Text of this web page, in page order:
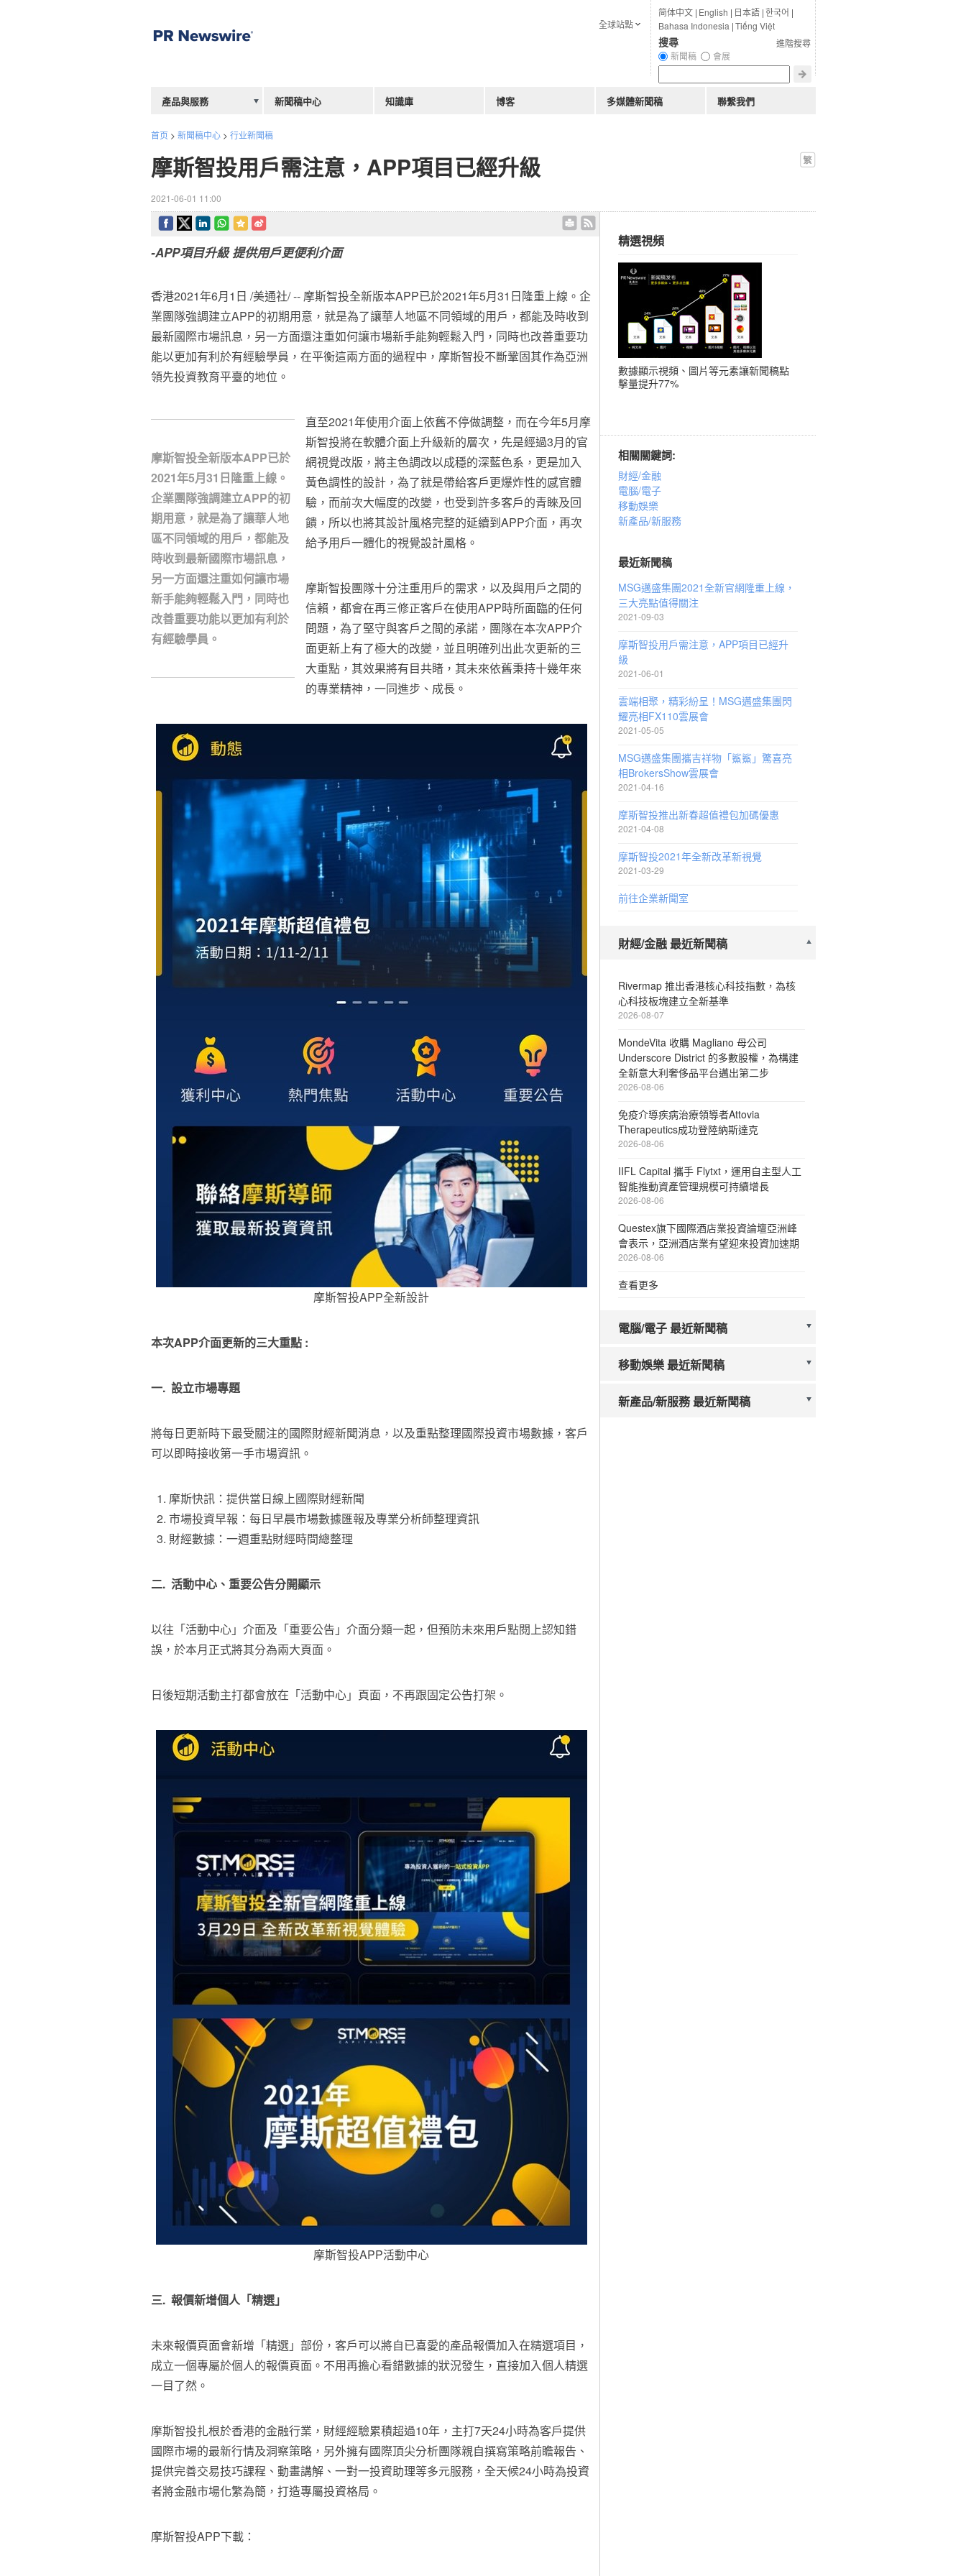
首页> 新聞稿中心> 行业新聞稿
摩斯智投用戶需注意，APP項目已經升級
2021-06-01 11:00
-APP項目升級 提供用戶更便利介面
香港2021年6月1日 /美通社/ -- 摩斯智投全新版本APP已於2021年5月31日隆重上線。企
業團隊強調建立APP的初期用意，就是為了讓華人地區不同領域的用戶，都能及時收到
最新國際市場訊息，另一方面還注重如何讓市場新手能夠輕鬆入門，同時也改善重要功
能以更加有利於有經驗學員，在平衡這兩方面的過程中，摩斯智投不斷鞏固其作為亞洲
領先投資教育平臺的地位。
摩斯智投全新版本APP已於
2021年5月31日隆重上線。
企業團隊強調建立APP的初
期用意，就是為了讓華人地
區不同領域的用戶，都能及
時收到最新國際市場訊息，
另一方面還注重如何讓市場
新手能夠輕鬆入門，同時也
改善重要功能以更加有利於
有經驗學員。
直至2021年使用介面上依舊不停做調整，而在今年5月摩
斯智投將在軟體介面上升級新的層次，先是經過3月的官
網視覺改版，將主色調改以成穩的深藍色系，更是加入
黃色調性的設計，為了就是帶給客戶更爆炸性的感官體
驗，而前次大幅度的改變，也受到許多客戶的青睞及回
饋，所以也將其設計風格完整的延續到APP介面，再次
給予用戶一體化的視覺設計風格。
摩斯智投團隊十分注重用戶的需求，以及與用戶之間的
信賴，都會在再三修正客戶在使用APP時所面臨的任何
問題，為了堅守與客戶之間的承諾，團隊在本次APP介
面更新上有了極大的改變，並且明確列出此次更新的三
大重點，其效果將有目共睹，其未來依舊秉持十幾年來
的專業精神，一同進步、成長。
摩斯智投APP全新設計
本次APP介面更新的三大重點 :
一. 設立市場專題
將每日更新時下最受關注的國際財經新聞消息，以及重點整理國際投資市場數據，客戶
可以即時接收第一手市場資訊。
摩斯快訊：提供當日線上國際財經新聞
市場投資早報：每日早晨市場數據匯報及專業分析師整理資訊
財經數據：一週重點財經時間總整理
二. 活動中心、重要公告分開顯示
以往「活動中心」介面及「重要公告」介面分類一起，但預防未來用戶點閱上認知錯
誤，於本月正式將其分為兩大頁面。
日後短期活動主打都會放在「活動中心」頁面，不再跟固定公告打架。
摩斯智投APP活動中心
三. 報價新增個人「精選」
未來報價頁面會新增「精選」部份，客戶可以將自已喜愛的產品報價加入在精選項目，
成立一個專屬於個人的報價頁面。不用再擔心看錯數據的狀況發生，直接加入個人精選
一目了然。
摩斯智投扎根於香港的金融行業，財經經驗累積超過10年，主打7天24小時為客戶提供
國際市場的最新行情及洞察策略，另外擁有國際頂尖分析團隊親自撰寫策略前瞻報告、
提供完善交易技巧課程、動畫講解、一對一投資助理等多元服務，全天候24小時為投資
者將金融市場化繁為簡，打造專屬投資格局。
摩斯智投APP下載：
精選視頻
數據顯示視頻、圖片等元素讓新聞稿點
擊量提升77%
相關關鍵詞:
財經/金融
電腦/電子
移動娛樂
新產品/新服務
最近新聞稿
MSG邁盛集團2021全新官網隆重上線，
三大亮點值得關注
2021-09-03
摩斯智投用戶需注意，APP項目已經升
級
2021-06-01
雲端相聚，精彩紛呈！MSG邁盛集團閃
耀亮相FX110雲展會
2021-05-05
MSG邁盛集團攜吉祥物「鯊鯊」驚喜亮
相BrokersShow雲展會
2021-04-16
摩斯智投推出新春超值禮包加碼優惠
2021-04-08
摩斯智投2021年全新改革新視覺
2021-03-29
前往企業新聞室
財經/金融 最近新聞稿
Rivermap 推出香港核心科技指數，為核
心科技板塊建立全新基準
2026-08-07
MondeVita 收購 Magliano 母公司
Underscore District 的多數股權，為構建
全新意大利奢侈品平台邁出第二步
2026-08-06
免疫介導疾病治療領導者Attovia
Therapeutics成功登陸納斯達克
2026-08-06
IIFL Capital 攜手 Flytxt，運用自主型人工
智能推動資產管理規模可持續增長
2026-08-06
Questex旗下國際酒店業投資論壇亞洲峰
會表示，亞洲酒店業有望迎來投資加速期
2026-08-06
查看更多
電腦/電子 最近新聞稿
移動娛樂 最近新聞稿
新產品/新服務 最近新聞稿
简体中文| English | 日本語|한국어 |
Bahasa Indonesia |Tiếng Việt
進階搜尋
搜尋
新聞稿 會展
全球站點
產品與服務 新聞稿中心 知識庫 博客 多媒體新聞稿 聯繫我們